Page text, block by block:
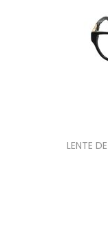
LENTE